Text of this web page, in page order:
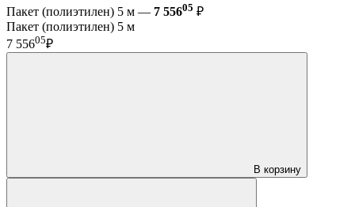
Пакет (полиэтилен) 5 м — 7 55605 ₽
Пакет (полиэтилен) 5 м
7 55605₽
В корзину